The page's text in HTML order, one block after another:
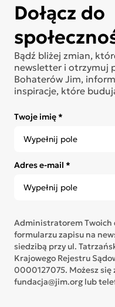
Dołącz do
Bądź bliżej zmian,
newsletter i otrzymuj
Bohaterów Jim,
inspiracje, które
Twoje imię *
Adres e-mail *
Administratorem Twoich
formularzu zapisu na
siedzibą przy ul.
Krajowego Rejestru
0000127075. Możesz
fundacja@jim.org lub